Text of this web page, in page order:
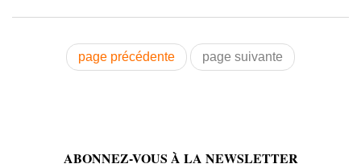
page précédente page suivante
ABONNEZ-VOUS À LA NEWSLETTER